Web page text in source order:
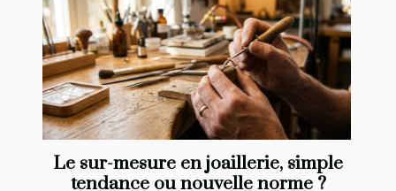
Le sur-mesure en joaillerie, simple
tendance ou nouvelle norme ?